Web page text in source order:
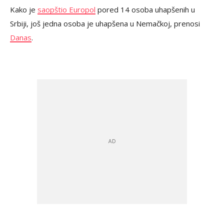
Kako je saopštio Europol pored 14 osoba uhapšenih u
Srbiji, još jedna osoba je uhapšena u Nemačkoj, prenosi
Danas.